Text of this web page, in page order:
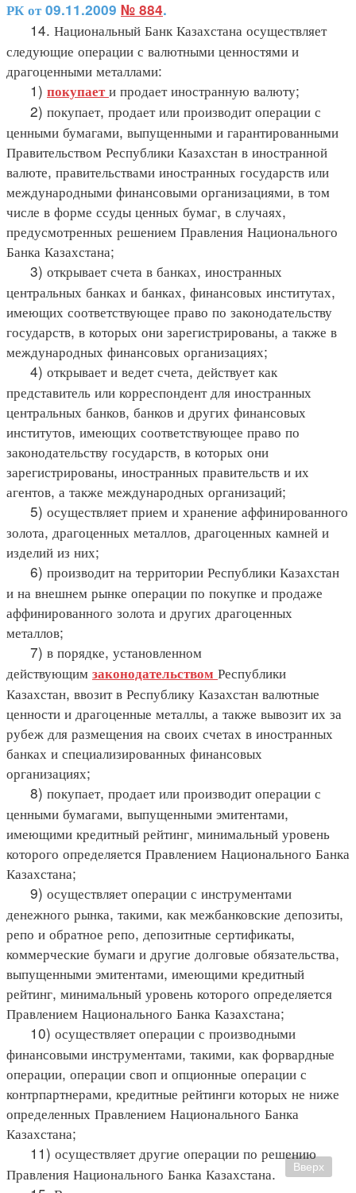
РК от 09.11.2009 № 884.
14. Национальный Банк Казахстана осуществляет
следующие операции с валютными ценностями и
драгоценными металлами:
1) покупаети продает иностранную валюту;
2) покупает, продает или производит операции с
ценными бумагами, выпущенными и гарантированными
Правительством Республики Казахстан в иностранной
валюте, правительствами иностранных государств или
международными финансовыми организациями, в том
числе в форме ссуды ценных бумаг, в случаях,
предусмотренных решением Правления Национального
Банка Казахстана;
3) открывает счета в банках, иностранных
центральных банках и банках, финансовых институтах,
имеющих соответствующее право по законодательству
государств, в которых они зарегистрированы, а также в
международных финансовых организациях;
4) открывает и ведет счета, действует как
представитель или корреспондент для иностранных
центральных банков, банков и других финансовых
институтов, имеющих соответствующее право по
законодательству государств, в которых они
зарегистрированы, иностранных правительств и их
агентов, а также международных организаций;
5) осуществляет прием и хранение аффинированного
золота, драгоценных металлов, драгоценных камней и
изделий из них;
6) производит на территории Республики Казахстан
и на внешнем рынке операции по покупке и продаже
аффинированного золота и других драгоценных
металлов;
7) в порядке, установленном
действующим законодательством Республики
Казахстан, ввозит в Республику Казахстан валютные
ценности и драгоценные металлы, а также вывозит их за
рубеж для размещения на своих счетах в иностранных
банках и специализированных финансовых
организациях;
8) покупает, продает или производит операции с
ценными бумагами, выпущенными эмитентами,
имеющими кредитный рейтинг, минимальный уровень
которого определяется Правлением Национального Банка
Казахстана;
9) осуществляет операции с инструментами
денежного рынка, такими, как межбанковские депозиты,
репо и обратное репо, депозитные сертификаты,
коммерческие бумаги и другие долговые обязательства,
выпущенными эмитентами, имеющими кредитный
рейтинг, минимальный уровень которого определяется
Правлением Национального Банка Казахстана;
10) осуществляет операции с производными
финансовыми инструментами, такими, как форвардные
операции, операции своп и опционные операции с
контрпартнерами, кредитные рейтинги которых не ниже
определенных Правлением Национального Банка
Казахстана;
11) осуществляет другие операции по решению
Правления Национального Банка Казахстана.
Вверх